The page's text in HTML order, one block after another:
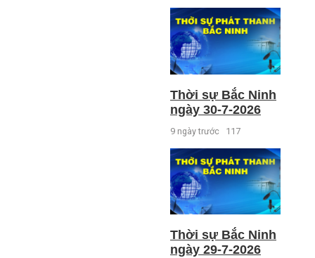
Thời sự Bắc Ninh
ngày 30-7-2026
9 ngày trước 117
Thời sự Bắc Ninh
ngày 29-7-2026